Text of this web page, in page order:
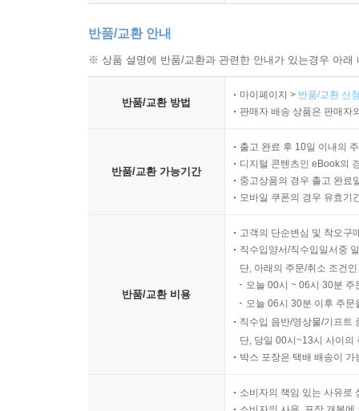
반품/교환 안내
※ 상품 설명에 반품/교환과 관련한 안내가 있는경우 아
반품/교환 방법
마이페이지 > 반품/교환 신
판매자 배송 상품은 판매자
반품/교환 가능기간
출고 완료 후 10일 이내의
디지털 콘텐츠인 eBook의
중고상품의 경우 출고 완료
모바일 쿠폰의 경우 유효기
반품/교환 비용
고객의 단순변심 및 착오구
직수입양서/직수입일서중
단, 아래의 주문/취소 조건
오늘 00시 ~ 06시 30분
오늘 06시 30분 이후 주
직수입 음반/영상물/기프트
단, 당일 00시~13시 사이의
박스 포장은 택배 배송이
소비자의 책임 있는 사유로